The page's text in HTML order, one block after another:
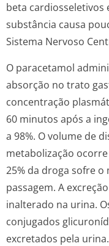
beta cardiosseletivos
substância causa
Sistema Nervoso
O paracetamol
absorção no trato
concentração
60 minutos após a
a 98%. O volume de
metabolização
25% da droga sofre
passagem. A
inalterado na urina.
conjugados
excretados pela